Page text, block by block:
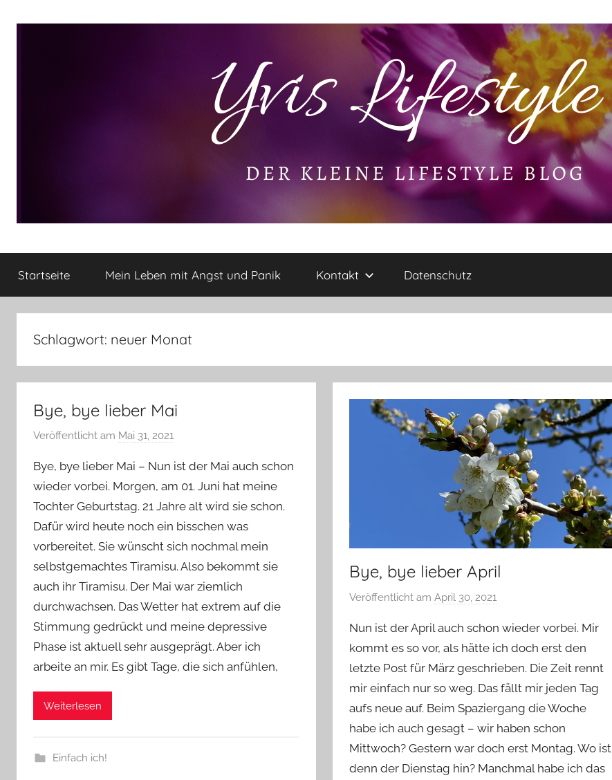
Yvis
Lifestyle
kleine
Lifestyle
Rezensionen,
Produkttests
und
mehr
Startseite Mein Leben mit Angst und Panik Kontakt Datenschutz
Schlagwort: neuer Monat
Bye, bye lieber Mai
Veröffentlicht am Mai 31, 2021
n
Y
v
o
n
n
Bye, bye lieber Mai – Nun ist der Mai auch schon
wieder vorbei. Morgen, am 01. Juni hat meine
Tochter Geburtstag. 21 Jahre alt wird sie schon.
Dafür wird heute noch ein bisschen was
vorbereitet. Sie wünscht sich nochmal mein
selbstgemachtes Tiramisu. Also bekommt sie
auch ihr Tiramisu. Der Mai war ziemlich
durchwachsen. Das Wetter hat extrem auf die
Stimmung gedrückt und meine depressive
Phase ist aktuell sehr ausgeprägt. Aber ich
arbeite an mir. Es gibt Tage, die sich anfühlen,
Weiterlesen
Einfach ich!
Bye, bye lieber April
Veröffentlicht amApril 30, 2021
n
Y
v
o
n
n
e
Nun ist der April auch schon wieder vorbei. Mir
kommt es so vor, als hätte ich doch erst den
letzte Post für März geschrieben. Die Zeit rennt
mir einfach nur so weg. Das fällt mir jeden Tag
aufs neue auf. Beim Spaziergang die Woche
habe ich auch gesagt – wir haben schon
Mittwoch? Gestern war doch erst Montag. Wo ist
denn der Dienstag hin? Manchmal habe ich das